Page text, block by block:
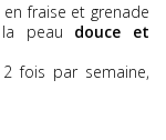
en fraise et grenade
peau douce et
fois par semaine,